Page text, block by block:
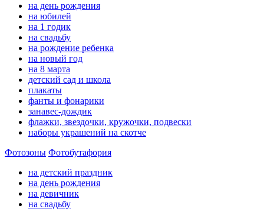
на день рождения
на юбилей
на 1 годик
на свадьбу
на рождение ребенка
на новый год
на 8 марта
детский сад и школа
плакаты
фанты и фонарики
занавес-дождик
флажки, звездочки, кружочки, подвески
наборы украшений на скотче
Фотозоны Фотобутафория
на детский праздник
на день рождения
на девичник
на свадьбу